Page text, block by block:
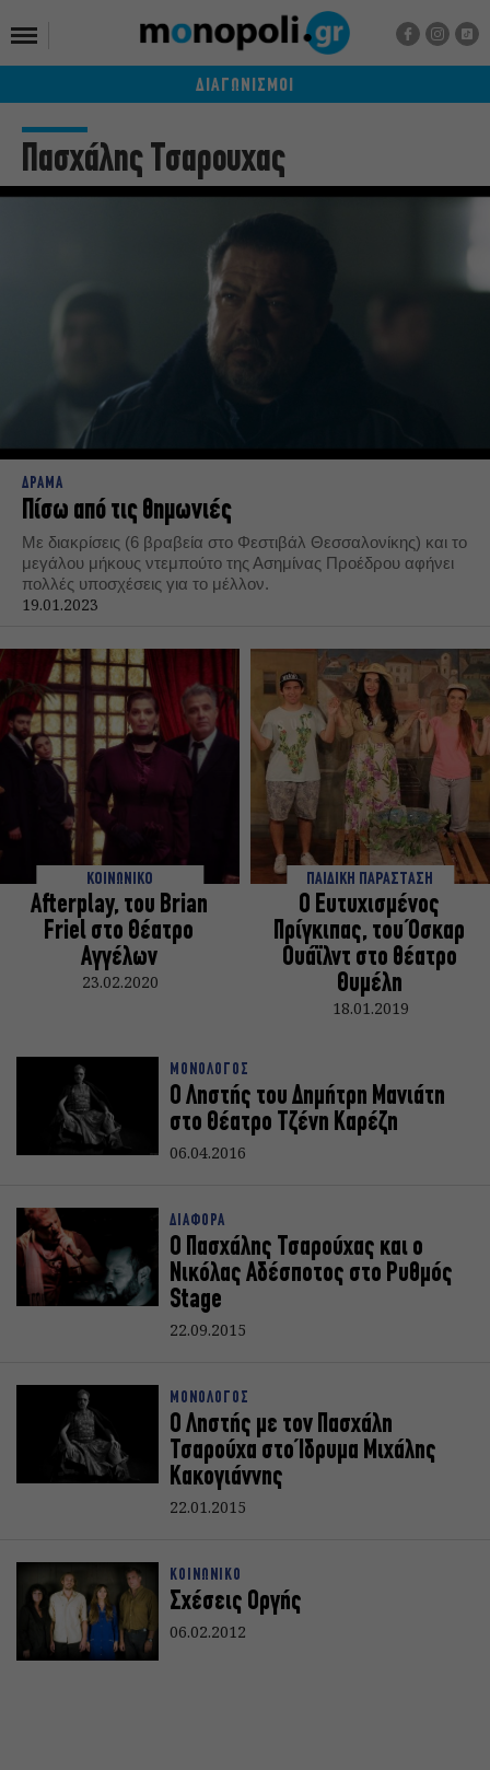
ΔΙΑΓΩΝΙΣΜΟΙ
Πασχάλης Τσαρουχας
ΔΡΑΜΑ
Πίσω από τις θημωνιές
Με διακρίσεις (6 βραβεία στο Φεστιβάλ Θεσσαλονίκης) και το
μεγάλου μήκους ντεμπούτο της Ασημίνας Προέδρου αφήνει
πολλές υποσχέσεις για το μέλλον.
19.01.2023
ΚΟΙΝΩΝΙΚΟ
Afterplay, του Brian
Friel στο Θέατρο
Αγγέλων
23.02.2020
ΠΑΙΔΙΚΗ ΠΑΡΑΣΤΑΣΗ
Ο Ευτυχισμένος
Πρίγκιπας, του Όσκαρ
Ουάϊλντ στο θέατρο
Θυμέλη
18.01.2019
ΜΟΝΟΛΟΓΟΣ
Ο Ληστής του Δημήτρη Μανιάτη
στο Θέατρο Τζένη Καρέζη
06.04.2016
ΔΙΑΦΟΡΑ
Ο Πασχάλης Τσαρούχας και ο
Νικόλας Αδέσποτος στο Ρυθμός
Stage
22.09.2015
ΜΟΝΟΛΟΓΟΣ
Ο Ληστής με τον Πασχάλη
Τσαρούχα στο Ίδρυμα Μιχάλης
Κακογιάννης
22.01.2015
ΚΟΙΝΩΝΙΚΟ
Σχέσεις Οργής
06.02.2012